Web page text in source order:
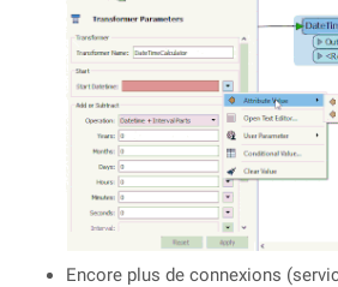
Encore plus de connexions